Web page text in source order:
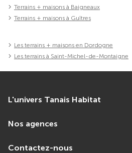
Terrains + maisons à Baigneaux
Terrains + maisons à Guîtres
Les terrains + maisons en Dordogne
Les terrains à Saint-Michel-de-Montaigne
L'univers Tanais Habitat
Nos agences
Contactez-nous